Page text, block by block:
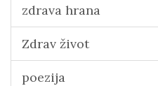
zdrava hrana
Zdrav život
poezija